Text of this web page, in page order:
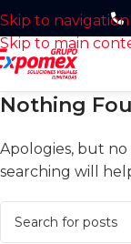
Skip to navigation
Skip to main
Nothing
Apologies, but
searching will